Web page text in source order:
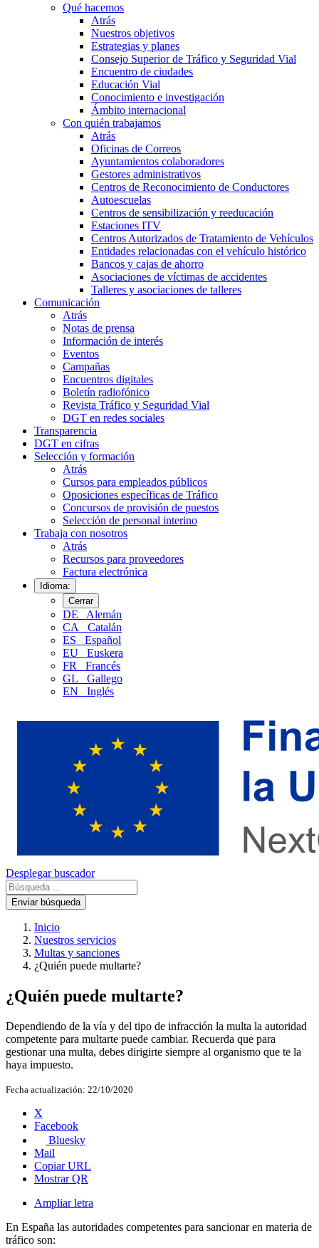
Qué hacemos
Atrás
Nuestros objetivos
Estrategias y planes
Consejo Superior de Tráfico y Seguridad Vial
Encuentro de ciudades
Educación Vial
Conocimiento e investigación
Ámbito internacional
Con quién trabajamos
Atrás
Oficinas de Correos
Ayuntamientos colaboradores
Gestores administrativos
Centros de Reconocimiento de Conductores
Autoescuelas
Centros de sensibilización y reeducación
Estaciones ITV
Centros Autorizados de Tratamiento de Vehículos
Entidades relacionadas con el vehículo histórico
Bancos y cajas de ahorro
Asociaciones de víctimas de accidentes
Talleres y asociaciones de talleres
Comunicación
Atrás
Notas de prensa
Información de interés
Eventos
Campañas
Encuentros digitales
Boletín radiofónico
Revista Tráfico y Seguridad Vial
DGT en redes sociales
Transparencia
DGT en cifras
Selección y formación
Atrás
Cursos para empleados públicos
Oposiciones específicas de Tráfico
Concursos de provisión de puestos
Selección de personal interino
Trabaja con nosotros
Atrás
Recursos para proveedores
Factura electrónica
Idioma:
Cerrar
DE
Alemán
CA
Catalán
ES
Español
EU
Euskera
FR
Francés
GL
Gallego
EN
Inglés
Desplegar buscador
Enviar búsqueda
Inicio
Nuestros servicios
Multas y sanciones
¿Quién puede multarte?
¿Quién puede multarte?
Dependiendo de la vía y del tipo de infracción la multa la autoridad
competente para multarte puede cambiar. Recuerda que para
gestionar una multa, debes dirigirte siempre al organismo que te la
haya impuesto.
Fecha actualización: 22/10/2020
X
Facebook
Bluesky
Mail
Copiar URL
Mostrar QR
Ampliar letra
En España las autoridades competentes para sancionar en materia de
tráfico son: